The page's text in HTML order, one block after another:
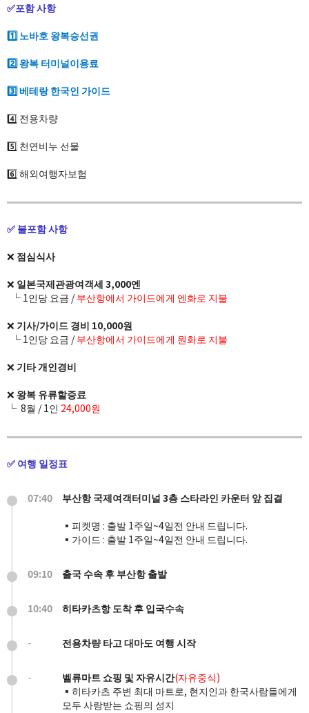
✅포함 사항
1️⃣ 노바호 왕복승선권
2️⃣ 왕복 터미널이용료
3️⃣ 베테랑 한국인 가이드
4️⃣​ 전용차량
5️⃣​ 천연비누 선물​
6️⃣ 해외여행자보험
✅ 불포함 사항
​❌ ​ 점심식사
❌ 일본국제관광여객세 3,000엔
└ 1인당 요금 /부산항에서 가이드에게 엔화로 지불
❌ 기사/가이드 경비 10,000원
└ 1인당 요금 /부산항에서 가이드에게 원화로 지불
❌ 기타 개인경비
❌ 왕복 유류할증료
└ 8월 / 1인 24,000원
✅ 여행 일정표
07:40
부산항 국제여객터미널 3층 스타라인 카운터 앞 집결
▪️피켓명 : 출발 1주일~4일전 안내 드립니다.
▪️가이드 : 출발 1주일~4일전 안내 드립니다.
09:10 출국 수속 후 부산항 출발
10:40 히타카츠항 도착 후 입국수속
- 전용차량 타고 대마도 여행 시작
- 벨류마트 쇼핑 및 자유시간(자유중식)
▪️히타카츠 주변 최대 마트로, 현지인과 한국사람들에게
모두 사랑받는 쇼핑의 성지